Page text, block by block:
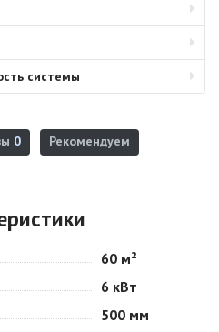
системы
0 Рекомендуем
60 м²
6 кВт
500 мм